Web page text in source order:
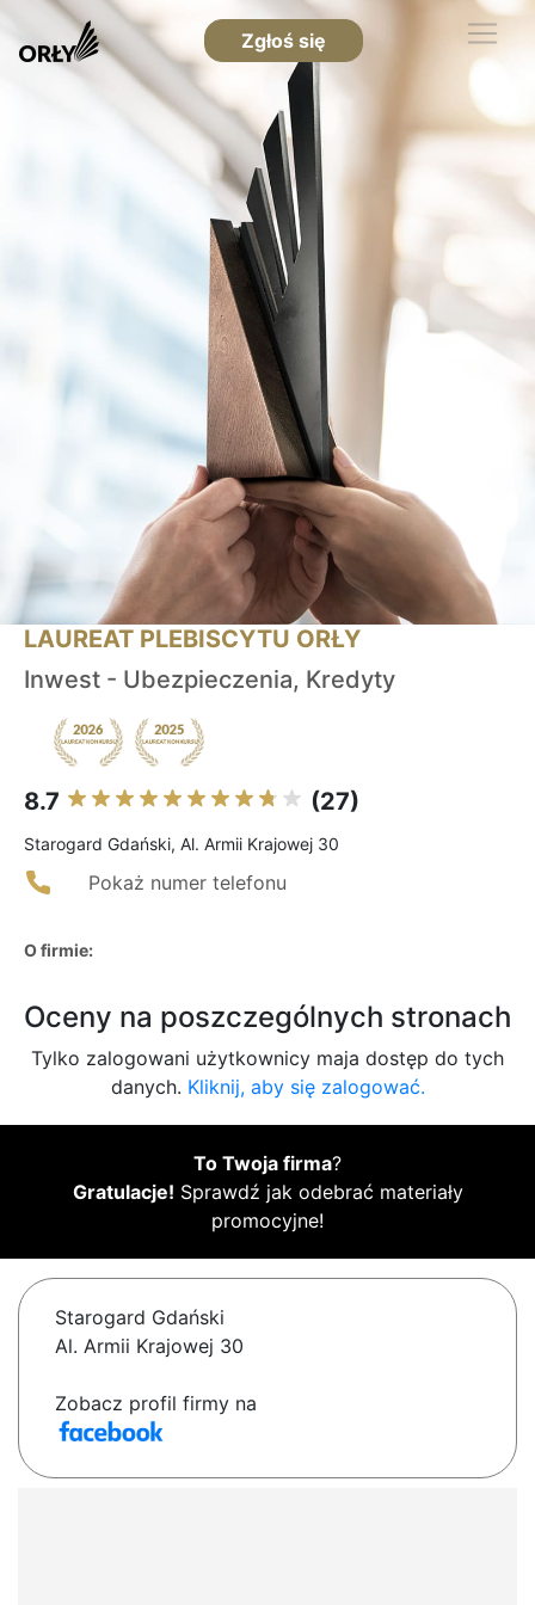
Zgłoś się
LAUREAT PLEBISCYTU ORŁY
Inwest - Ubezpieczenia, Kredyty
8.7 (27)
Starogard Gdański, Al. Armii Krajowej 30
Pokaż numer telefonu
O firmie:
Oceny na poszczególnych stronach
Tylko zalogowani użytkownicy maja dostęp do tych
danych. Kliknij, aby się zalogować.
To Twoja firma?
Gratulacje! Sprawdź jak odebrać materiały
promocyjne!
Starogard Gdański
Al. Armii Krajowej 30
Zobacz profil firmy na